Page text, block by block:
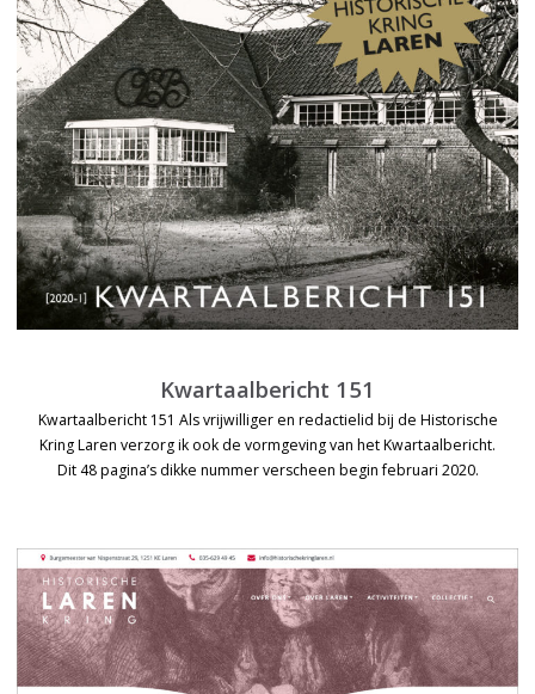
Kwartaalbericht 151
Kwartaalbericht 151 Als vrijwilliger en redactielid bij de Historische
Kring Laren verzorg ik ook de vormgeving van het Kwartaalbericht.
Dit 48 pagina’s dikke nummer verscheen begin februari 2020.